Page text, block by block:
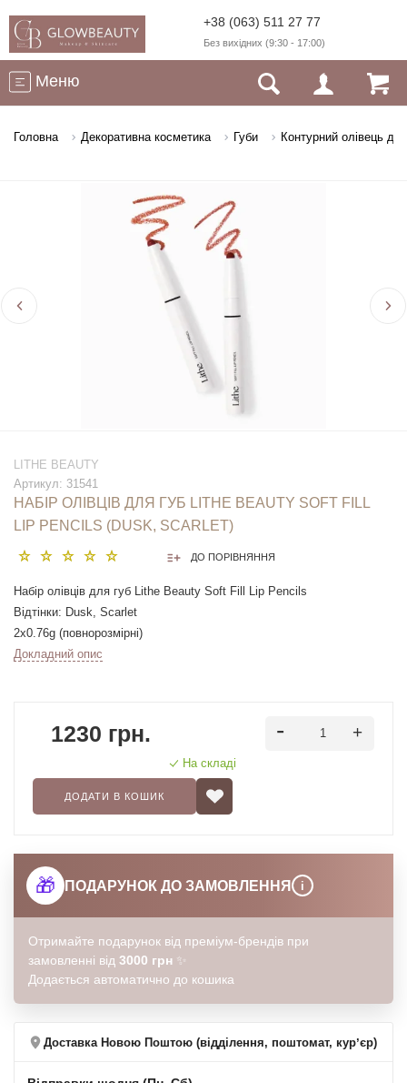
+38 (063) 511 27 77
Без вихідних (9:30 - 17:00)
Меню
Головна Декоративна косметика Губи Контурний олівець
LITHE BEAUTY
Артикул: 31541
НАБІР ОЛІВЦІВ ДЛЯ ГУБ LITHE BEAUTY SOFT FILL
LIP PENCILS (DUSK, SCARLET)
ДО ПОРІВНЯННЯ
Набір олівців для губ Lithe Beauty Soft Fill Lip Pencils
Відтінки: Dusk, Scarlet
2x0.76g (повнорозмірні)
Докладний опис
1230 грн.
На складі
ДОДАТИ В КОШИК
🎁 ПОДАРУНОК ДО ЗАМОВЛЕННЯ i
Отримайте подарунок від преміум-брендів при
замовленні від 3000 грн ✨
Додається автоматично до кошика
Доставка Новою Поштою (відділення, поштомат, курʼєр)